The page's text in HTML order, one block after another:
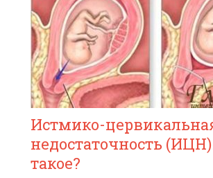
Истмико-
недостаточность
такое?